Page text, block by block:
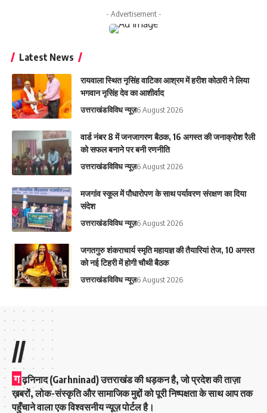
- Advertisement -
Latest News
रायवाला स्थित नृसिंह वाटिका आश्रम में हरीश कोठारी ने लिया
भगवान नृसिंह देव का आशीर्वाद
उत्तराखंडविविध न्यूज़6 August 2026
वार्ड नंबर 8 में जनजागरण बैठक, 16 अगस्त की जनाक्रोश रैली
को सफल बनाने पर बनी रणनीति
उत्तराखंडविविध न्यूज़6 August 2026
मजगांव स्कूल में पौधारोपण के साथ पर्यावरण संरक्षण का दिया
संदेश
उत्तराखंडविविध न्यूज़6 August 2026
जगतगुरु शंकराचार्य स्मृति महायज्ञ की तैयारियां तेज, 10 अगस्त
को नई टिहरी में होगी चौथी बैठक
उत्तराखंडविविध न्यूज़6 August 2026
//
ग ढ़निनाद (Garhninad) उत्तराखंड की धड़कन है, जो प्रदेश की ताज़ा
ख़बरों, लोक-संस्कृति और सामाजिक मुद्दों को पूरी निष्पक्षता के साथ आप तक
पहुँचाने वाला एक विश्वसनीय न्यूज़ पोर्टल है।